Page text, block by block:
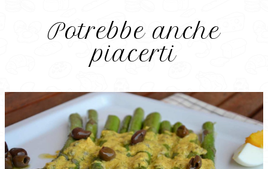
Potrebbe anche
piacerti